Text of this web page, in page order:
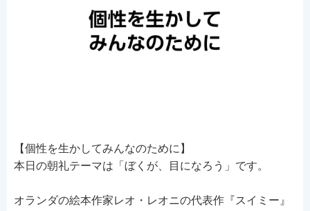
【個性を生かしてみんなのために】
本日の朝礼テーマは「ぼくが、目になろう」です。
オランダの絵本作家レオ・レオニの代表作『スイミー』